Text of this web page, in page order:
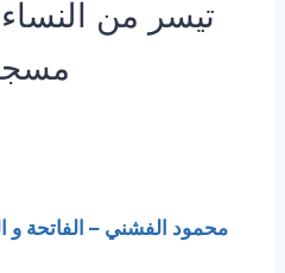
محمود الفشني – الفاتحة و